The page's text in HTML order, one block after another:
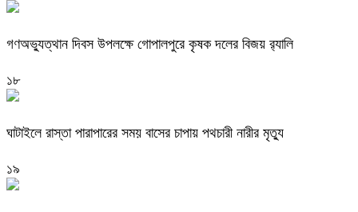
গণঅভ্যুত্থান দিবস উপলক্ষে গোপালপুরে কৃষক দলের বিজয় র‍্যালি
১৮
ঘাটাইলে রাস্তা পারাপারের সময় বাসের চাপায় পথচারী নারীর মৃত্যু
১৯